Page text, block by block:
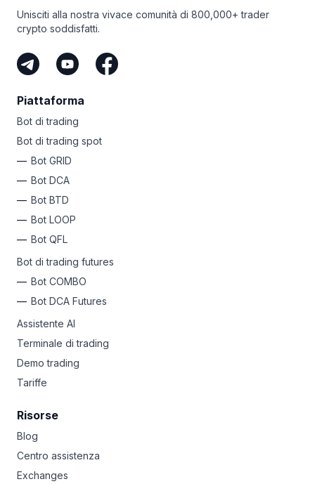
exchange non possono in alcun modo eguagliare. Dagli
ordini smartcome gli scalari e il TWAP ai bot di trading
scelta di asset da esplorare!
la tua prova gratuita di sette giorni e testare il bot GRID
all’avanguardia!
Unisciti alla nostra vivace comunità di 800,000+ trader
crypto soddisfatti.
Piattaforma
Bot di trading
Bot di trading spot
Bot GRID
Bot DCA
Bot BTD
Bot LOOP
Bot QFL
Bot di trading futures
Bot COMBO
Bot DCA Futures
Assistente AI
Terminale di trading
Demo trading
Tariffe
Risorse
Blog
Centro assistenza
Exchanges